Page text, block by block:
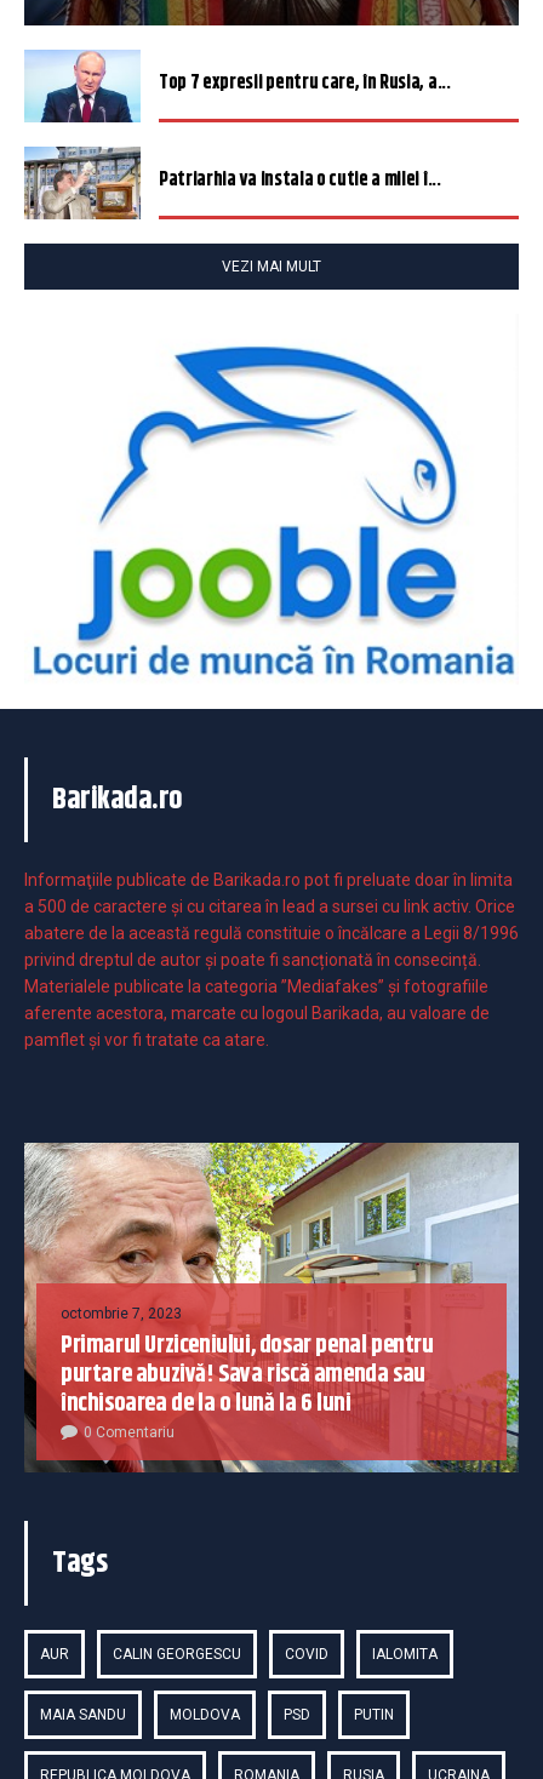
Top 7 expresii pentru care, în Rusia, a...
Patriarhia va instala o cutie a milei î...
VEZI MAI MULT
Barikada.ro
Informaţiile publicate de Barikada.ro pot fi preluate doar în limita
a 500 de caractere şi cu citarea în lead a sursei cu link activ. Orice
abatere de la această regulă constituie o încălcare a Legii 8/1996
privind dreptul de autor și poate fi sancționată în consecință.
Materialele publicate la categoria ”Mediafakes” și fotografiile
aferente acestora, marcate cu logoul Barikada, au valoare de
pamflet și vor fi tratate ca atare.
octombrie 7, 2023
Primarul Urziceniului, dosar penal pentru
purtare abuzivă! Sava riscă amenda sau
închisoarea de la o lună la 6 luni
0 Comentariu
Tags
AUR CALIN GEORGESCU COVID IALOMITA
MAIA SANDU MOLDOVA PSD PUTIN
REPUBLICA MOLDOVA ROMANIA RUSIA UCRAINA